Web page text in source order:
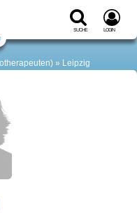
Suche Login
Leipzig